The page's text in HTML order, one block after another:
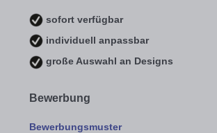
sofort verfügbar
individuell anpassbar
große Auswahl an Designs
Bewerbung
Bewerbungsmuster